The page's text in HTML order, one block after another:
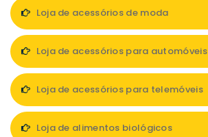
Loja de acessórios de moda
Loja de acessórios para automóveis
Loja de acessórios para telemóveis
Loja de alimentos biológicos